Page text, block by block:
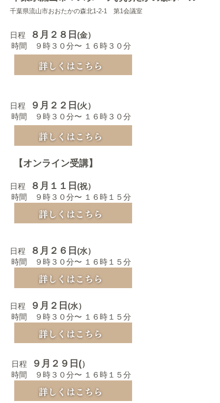
千葉県流山市おおたかの森北1-2-1 第1会議室
日程 ８月２８日 (金）
時間 ９時３０分〜 １６時３０分
日程 ９月２２日 (火）
時間 ９時３０分〜 １６時３０分
【オンライン受講】
日程 ８月１１日 (祝）
時間 ９時３０分〜 １６時１５分
日程 ８月２６日 (水）
時間 ９時３０分〜 １６時１５分
日程 ９月２日 (水）
時間 ９時３０分〜 １６時１５分
日程 ９月２９日(）
時間 ９時３０分〜 １６時１５分